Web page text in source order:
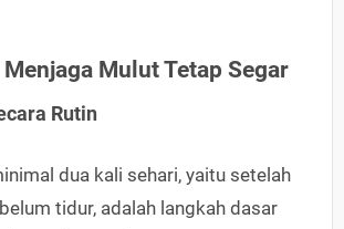
Mulut Tetap Segar
Rutin
dua kali sehari, yaitu setelah
tidur, adalah langkah dasar